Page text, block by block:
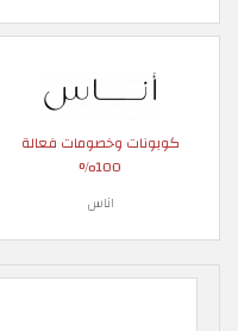
كوبونات وخصومات فعالة
100%
اناس